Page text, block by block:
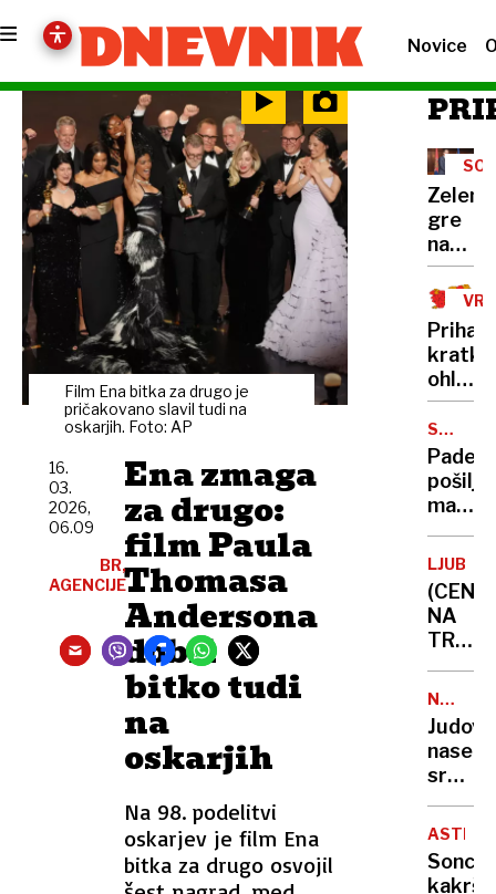
Novice
Film Ena bitka za drugo je
pričakovano slavil tudi na
oskarjih. Foto: AP
Ena zmaga
za drugo:
film Paula
Thomasa
Andersona
dobil
bitko tudi
na
oskarjih
Na 98. podelitvi
oskarjev je film Ena
bitka za drugo osvojil
16.
03.
2026,
06.09
BR,
AGENCIJE
gre
na
obisk
k
Vučiću:
"To
je za
Ruse
v
obraz"
Prihaja
suši
pa ni
videti
konca
NAKUPI
Padec
pošiljk
malih
novi
stroški
že
s
in
Sheina
(CENE
NA
uničuje
pa
še
nikoli
niso
bile
tako
sredi
noči
požgali
vas
Sonce,